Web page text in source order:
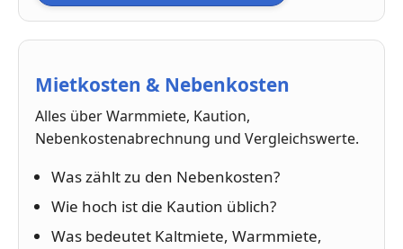
Mietkosten & Nebenkosten
Alles über Warmmiete, Kaution,
Nebenkostenabrechnung und Vergleichswerte.
Was zählt zu den Nebenkosten?
Wie hoch ist die Kaution üblich?
Was bedeutet Kaltmiete, Warmmiete,